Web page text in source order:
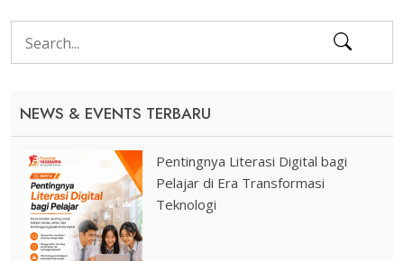
NEWS & EVENTS TERBARU
Pentingnya Literasi Digital bagi
Pelajar di Era Transformasi
Teknologi